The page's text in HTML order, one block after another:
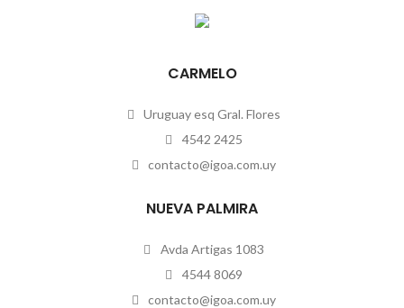
CARMELO
Uruguay esq Gral. Flores
4542 2425
contacto@igoa.com.uy
NUEVA PALMIRA
Avda Artigas 1083
4544 8069
contacto@igoa.com.uy